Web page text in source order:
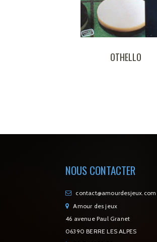
PLANETAIRE
NOUS CONTACTER
contact@amourdesjeux.com
Amour des jeux
46 avenue Paul Granet
06390 BERRE LES ALPES